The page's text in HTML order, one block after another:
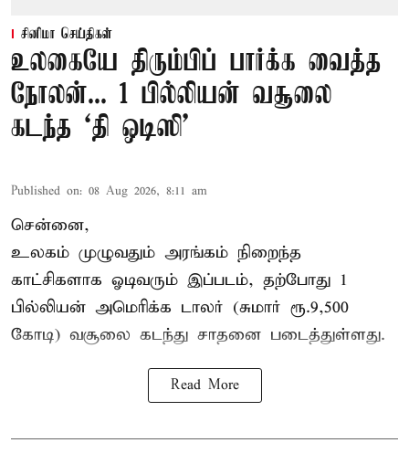
சினிமா செய்திகள்
உலகையே திரும்பிப் பார்க்க வைத்த
நோலன்... 1 பில்லியன் வசூலை
கடந்த ‘தி ஒடிஸி’
Published on: 08 Aug 2026, 8:11 am
சென்னை,
உலகம் முழுவதும் அரங்கம் நிறைந்த
காட்சிகளாக ஓடிவரும் இப்படம், தற்போது 1
பில்லியன் அமெரிக்க டாலர் (சுமார் ரூ.9,500
கோடி) வசூலை கடந்து சாதனை படைத்துள்ளது.
Read More